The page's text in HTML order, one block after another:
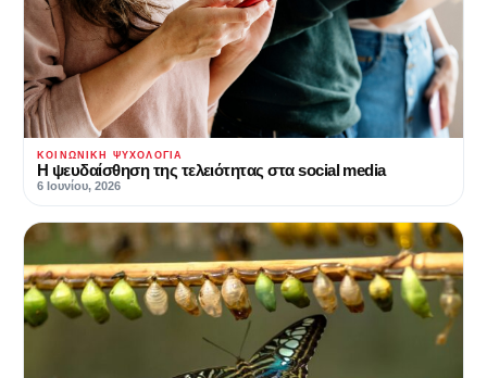
ΚΟΙΝΩΝΙΚΉ ΨΥΧΟΛΟΓΊΑ
Η ψευδαίσθηση της τελειότητας στα social media
6 Ιουνίου, 2026